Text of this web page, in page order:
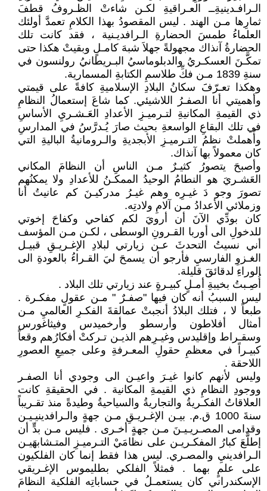
الـرافـدينيةِــ العـراقيةِ لكـن شاءتْ الظـروفُ قطفَ
ثمارِها مـن الهند . ليس المقصودُ بهذا الكلامِ تعمدَّ أولئك
العلماءُ طمسَ الحضارةِ الـرافديـنية ، فقد كانت تلك
الحضارةُ آنذاك مجهولةً جهلاَ شبهَ كامـلٍ وبقيتْ هكذا حتى
تمكَّـنَ العسكـريُ والدبلوماسيُ البـريطانيُ رولنسون في
سنةِ 1839 مـن فكِّ طلاسمِ الكتابةِ المسمارية.
وهكذا تعـرّفََ سكانُ البلادِ الإسلاميةِ كافةً على قيمتي
وأهميتي أنا الصفـرُ اللاشيئي. كما شاعَ إستعمالُ النظامِ
ذي القيمةِ المكانيةِ لتـرميـزِ الأعدادِ العَـشـريِ الأساسِ
في تلك البقاعِ الواسعةِ بحيث صارَ يُـدرَّسُ في المدارسِ
وأُهملتْ نظمُ التـرميـزِ الأبجديةِ والـرومانيةُ الباليةِ التي
كان معمولاً بها آنذاك.
وأصبحَ يتصورُ كثيـرٌ مـن الناسِ أن النظامَ المكاني
العَشـريَ هو النطامُ الوحيدُ الممكـنُ للأعدادِ ولا يمكنُهم
تصورَ وجو دَ غيـرِه وهم غيـرُ مدركيـنَ كم عانيتُ أنا
وزملائي الأعدادُ مـن آلامِ ولادتِه.
كان بودِّي الآنَ أن أرويَ لكم كفاحي وكفاحَ إخوتي
للدخولِ الى أوربا القـرونِ الوسطى ، لكـن مـن المؤسف
أني نسيتُ التحدثَ عـن زيارتي لبلادِ الإغـريـقِ قبيـل
الغـزوِ الفارسيِ فأرجو أن يسمحَ ليَ القـراءُ بالعودةِ الى
الوراءِ لدقائقَ قليلة.
أُصِـبتُ بخيبةِ أمـلٍ كبيـرةٍ عند زيارتي تلك البلاد .
ليس السببُ أنه كان فيها "صفـرٌ " مـن عقولٍ مفكـرة .
طبعاً لا ، فتلك البلادُ أنجبتْ عمالقةَ الفكـرِ العالميِ مـن
أمثال أفلاطون وأرسطو وأرخميدس وفيثاغورس
وسقـراط وإقليدس وغيـرِهم الذيـن تـركتْ أفكارُهم وقعاً
كبيـراً في معظمِ حقولِ المعـرفةِ وعلى جميعِ العصورِ
اللاحقة .
وليس لأنهم كانوا غيـرَ واعيـن الى وجودي أنا الصفـر
ووجودِ النظامِ ذي القيمةِ المكانية . في الحقيقةِ كانت
العلاقاتُ الفكـريةُ والتجاريةُ والسياحيةُ وطيدةً منذ تقـريباً
سنةَ 1000 ق.م. بيـن الإغـريـقِ مـن جهةٍ والـرافدينيـيـن
وقدامى المصـريـيـنَ مـن جهةٍ أخـرى . فليس مـن بدٍّ أن
إطلَّعَ كبارُ المفكـريـن على نظامَيْ التـرميـزِ المتـشابهَيـن
الـرافدينيِ والمصـري. ليس هذا فقط إنما كان الفلكيون
على علمٍ بهما . فمثلاً الفلكي بطليموس الإغـريقي
الإسكندراني كان يستعمـلُ في حساباتِه الفلكية النظامَ